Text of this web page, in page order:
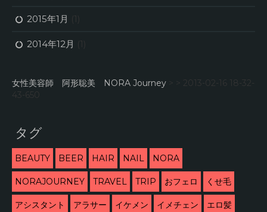
2015年1月 (1)
2014年12月 (1)
女性美容師 阿形聡美 NORA Journey > > 2013-02-16 18-32-
43-650
タグ
BEAUTY BEER HAIR NAIL NORA
NORAJOURNEY TRAVEL TRIP おフェロ くせ毛
アシスタント アラサー イケメン イメチェン エロ髪